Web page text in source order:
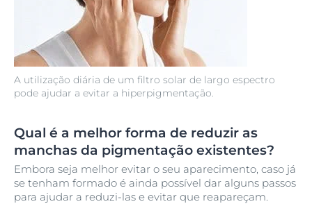
A utilização diária de um filtro solar de largo espectro
pode ajudar a evitar a hiperpigmentação.
Qual é a melhor forma de reduzir as
manchas da pigmentação existentes?
Embora seja melhor evitar o seu aparecimento, caso já
se tenham formado é ainda possível dar alguns passos
para ajudar a reduzi-las e evitar que reapareçam.